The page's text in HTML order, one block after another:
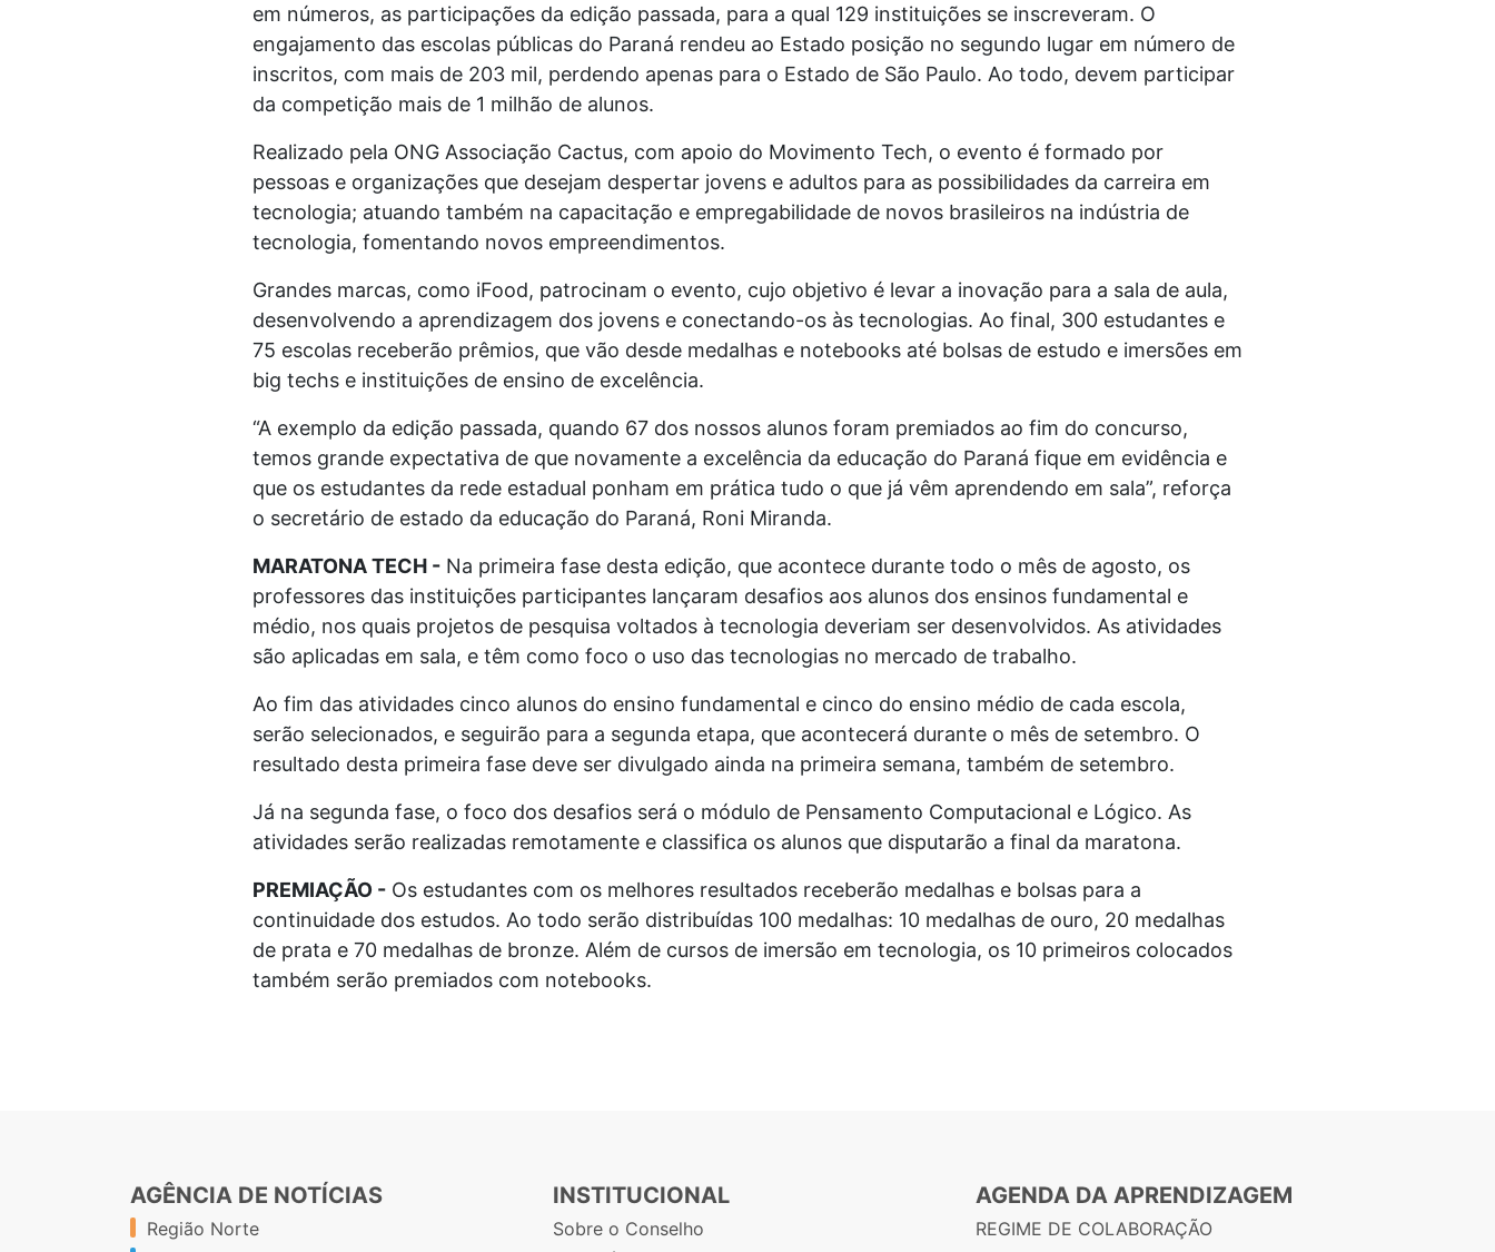
em números, as participações da edição passada, para a qual 129 instituições se inscreveram. O
engajamento das escolas públicas do Paraná rendeu ao Estado posição no segundo lugar em número de
inscritos, com mais de 203 mil, perdendo apenas para o Estado de São Paulo. Ao todo, devem participar
da competição mais de 1 milhão de alunos.
Realizado pela ONG Associação Cactus, com apoio do Movimento Tech, o evento é formado por
pessoas e organizações que desejam despertar jovens e adultos para as possibilidades da carreira em
tecnologia; atuando também na capacitação e empregabilidade de novos brasileiros na indústria de
tecnologia, fomentando novos empreendimentos.
Grandes marcas, como iFood, patrocinam o evento, cujo objetivo é levar a inovação para a sala de aula,
desenvolvendo a aprendizagem dos jovens e conectando-os às tecnologias. Ao final, 300 estudantes e
75 escolas receberão prêmios, que vão desde medalhas e notebooks até bolsas de estudo e imersões em
big techs e instituições de ensino de excelência.
“A exemplo da edição passada, quando 67 dos nossos alunos foram premiados ao fim do concurso,
temos grande expectativa de que novamente a excelência da educação do Paraná fique em evidência e
que os estudantes da rede estadual ponham em prática tudo o que já vêm aprendendo em sala”, reforça
o secretário de estado da educação do Paraná, Roni Miranda.
MARATONA TECH - Na primeira fase desta edição, que acontece durante todo o mês de agosto, os
professores das instituições participantes lançaram desafios aos alunos dos ensinos fundamental e
médio, nos quais projetos de pesquisa voltados à tecnologia deveriam ser desenvolvidos. As atividades
são aplicadas em sala, e têm como foco o uso das tecnologias no mercado de trabalho.
Ao fim das atividades cinco alunos do ensino fundamental e cinco do ensino médio de cada escola,
serão selecionados, e seguirão para a segunda etapa, que acontecerá durante o mês de setembro. O
resultado desta primeira fase deve ser divulgado ainda na primeira semana, também de setembro.
Já na segunda fase, o foco dos desafios será o módulo de Pensamento Computacional e Lógico. As
atividades serão realizadas remotamente e classifica os alunos que disputarão a final da maratona.
PREMIAÇÃO - Os estudantes com os melhores resultados receberão medalhas e bolsas para a
continuidade dos estudos. Ao todo serão distribuídas 100 medalhas: 10 medalhas de ouro, 20 medalhas
de prata e 70 medalhas de bronze. Além de cursos de imersão em tecnologia, os 10 primeiros colocados
também serão premiados com notebooks.
AGÊNCIA DE NOTÍCIAS
Região Norte
INSTITUCIONAL
Sobre o Conselho
AGENDA DA APRENDIZAGEM
REGIME DE COLABORAÇÃO